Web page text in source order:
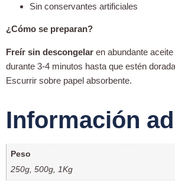
Sin conservantes artificiales
¿Cómo se preparan?
Freír sin descongelar en abundante
durante 3-4 minutos hasta que estén
Escurrir sobre papel absorbente.
Información
Peso
250g, 500g, 1Kg